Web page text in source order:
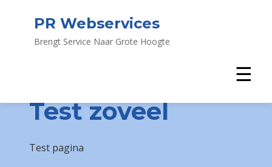
PR Webservices
Brengt Service Naar Grote Hoogte
☰
Test zoveel
Test pagina